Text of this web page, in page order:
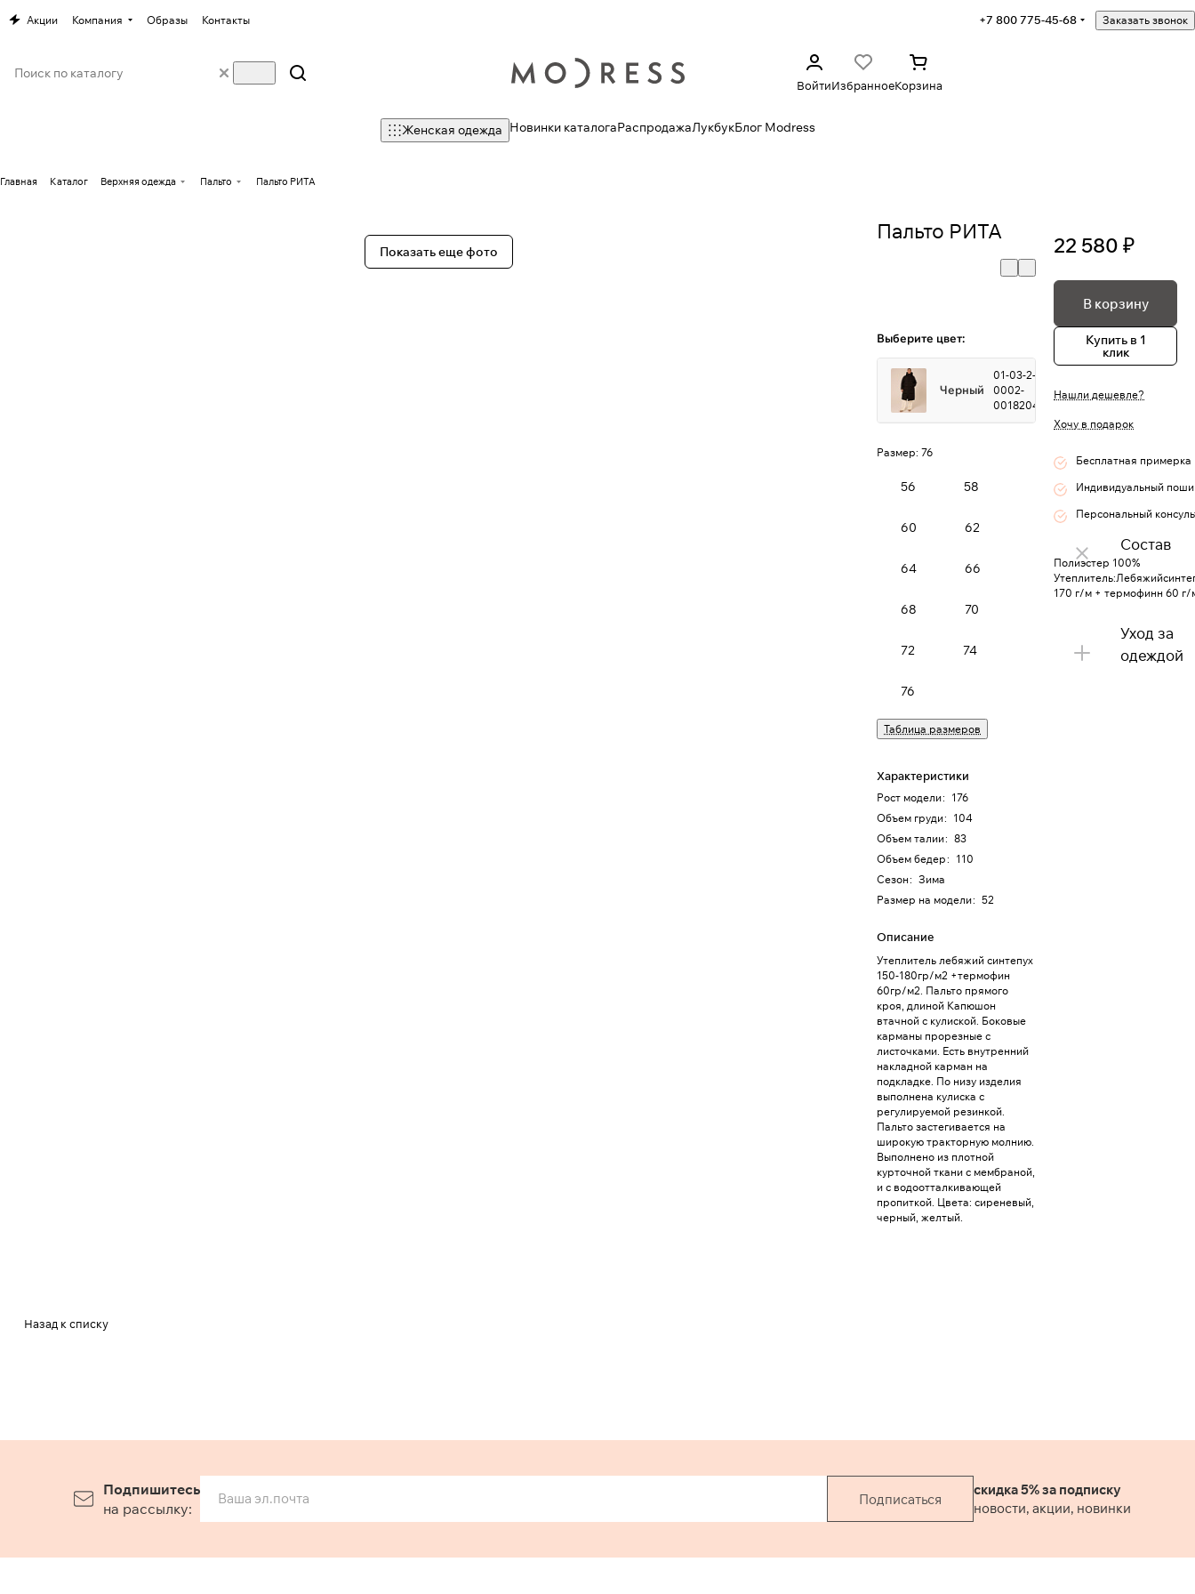
Акции Компания Образы Контакты +7 800 775-45-68 Заказать звонок
ВойтиИзбранноеКорзина
Женская одежда Новинки каталогаРаспродажаЛукбукБлог Modress
Главная Каталог Верхняя одежда Пальто Пальто РИТА
Показать еще фото
Пальто РИТА
Выберите цвет:
Черный
01-03-2-
0002-
0018204
Размер: 76
56 58
60 62
64 66
68 70
72 74
76
Таблица размеров
Характеристики
Рост модели: 176
Объем груди: 104
Объем талии: 83
Объем бедер: 110
Сезон: Зима
Размер на модели: 52
Описание
Утеплитель лебяжий синтепух
150-180гр/м2 +термофин
60гр/м2. Пальто прямого
кроя, длиной Капюшон
втачной с кулиской. Боковые
карманы прорезные с
листочками. Есть внутренний
накладной карман на
подкладке. По низу изделия
выполнена кулиска с
регулируемой резинкой.
Пальто застегивается на
широкую тракторную молнию.
Выполнено из плотной
курточной ткани с мембраной,
и с водоотталкивающей
пропиткой. Цвета: сиреневый,
черный, желтый.
22 580 ₽
В корзину
Купить в 1
клик
Нашли дешевле?
Хочу в подарок
Бесплатная примерка
Индивидуальный
Персональный
Состав
Полиэстер 100%
170 г/м + термофинн 60 г/
Уход за
одеждой
Назад к списку
Подпишитесь
на рассылку:
Подписаться
скидка 5% за подписку
новости, акции, новинки